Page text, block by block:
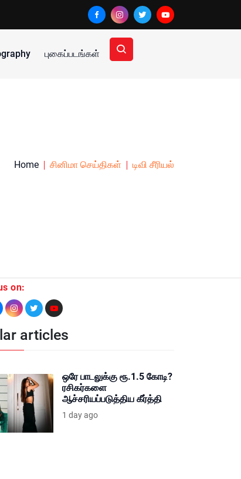
புகைப்படங்கள்
Home சினிமா செய்திகள் டிவி சீரியல்
on:
articles
ஒரே பாடலுக்கு ரூ.1.5 கோடி?
ரசிகர்களை
ஆச்சரியப்படுத்திய கீர்த்தி
1 day ago